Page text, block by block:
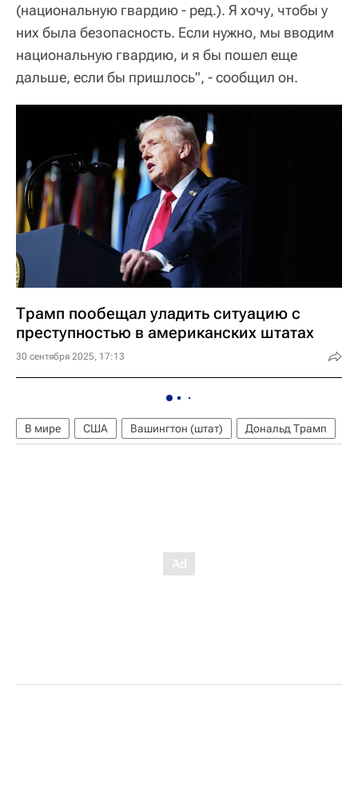
(национальную гвардию - ред.). Я хочу, чтобы у
них была безопасность. Если нужно, мы вводим
национальную гвардию, и я бы пошел еще
дальше, если бы пришлось", - сообщил он.
Трамп пообещал уладить ситуацию с
преступностью в американских штатах
30 сентября 2025, 17:13
В мире США Вашингтон (штат) Дональд Трамп